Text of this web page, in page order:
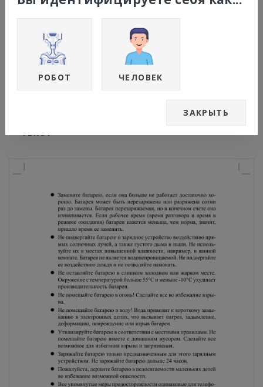
z Замените батарею, если она больше
не работает достаточно ...
Страница 8 Чат поддержки
ТЕКСТ
РОБОТ ЧЕЛОВЕК
ЗАКРЫТЬ